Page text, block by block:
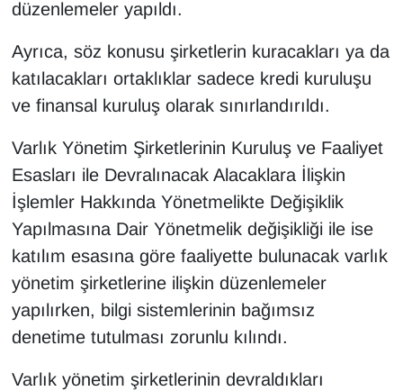
düzenlemeler yapıldı.
Ayrıca, söz konusu şirketlerin kuracakları ya da
katılacakları ortaklıklar sadece kredi kuruluşu
ve finansal kuruluş olarak sınırlandırıldı.
Varlık Yönetim Şirketlerinin Kuruluş ve Faaliyet
Esasları ile Devralınacak Alacaklara İlişkin
İşlemler Hakkında Yönetmelikte Değişiklik
Yapılmasına Dair Yönetmelik değişikliği ile ise
katılım esasına göre faaliyette bulunacak varlık
yönetim şirketlerine ilişkin düzenlemeler
yapılırken, bilgi sistemlerinin bağımsız
denetime tutulması zorunlu kılındı.
Varlık yönetim şirketlerinin devraldıkları
MAGAZİN
MEDYA
ONE EKONOMİ
POLİTİKA
Resmi İlanlar
RÖPORTAJ
SAĞLIK
Seri İlan
Sinema - TV